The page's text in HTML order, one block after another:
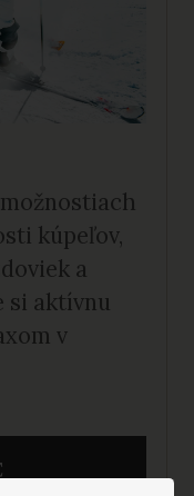
kúpeľov,
a
si aktívnu
v